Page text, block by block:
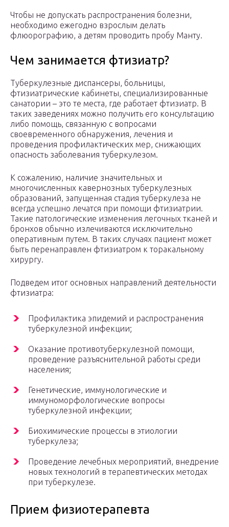
Чтобы не допускать распространения болезни,
необходимо ежегодно взрослым делать
флюорографию, а детям проводить пробу Манту.
Чем занимается фтизиатр?
Туберкулезные диспансеры, больницы,
фтизиатрические кабинеты, специализированные
санатории – это те места, где работает фтизиатр. В
таких заведениях можно получить его консультацию
либо помощь, связанную с вопросами
своевременного обнаружения, лечения и
проведения профилактических мер, снижающих
опасность заболевания туберкулезом.
К сожалению, наличие значительных и
многочисленных кавернозных туберкулезных
образований, запущенная стадия туберкулеза не
всегда успешно лечатся при помощи фтизиатрии.
Такие патологические изменения легочных тканей и
бронхов обычно излечиваются исключительно
оперативным путем. В таких случаях пациент может
быть перенаправлен фтизиатром к торакальному
хирургу.
Подведем итог основных направлений деятельности
фтизиатра:
Профилактика эпидемий и распространения
туберкулезной инфекции;
Оказание противотуберкулезной помощи,
проведение разъяснительной работы среди
населения;
Генетические, иммунологические и
иммуноморфологические вопросы
туберкулезной инфекции;
Биохимические процессы в этиологии
туберкулеза;
Проведение лечебных мероприятий, внедрение
новых технологий в терапевтических методах
при туберкулезе.
Прием физиотерапевта